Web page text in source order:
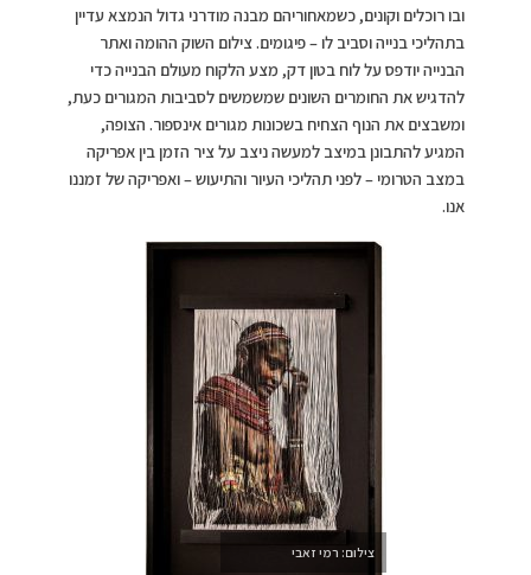
ובו רוכלים וקונים, כשמאחוריהם מבנה מודרני גדול הנמצא עדיין
בתהליכי בנייה וסביב לו – פיגומים. צילום השוק ההומה ואתר
הבנייה יודפס על לוח בטון דק, מצע הלקוח מעולם הבנייה כדי
להדגיש את החומרים השונים שמשמשים לסביבות המגורים כעת,
ומשבצים את הנוף הצחיח בשכונות מגורים אינספור. הצופה,
המגיע להתבונן במיצב למעשה ניצב על ציר הזמן בין אפריקה
במצב הטרומי – לפני תהליכי העיור והתיעוש – ואפריקה של זמננו
אנו.
צילום: רמי זאבי